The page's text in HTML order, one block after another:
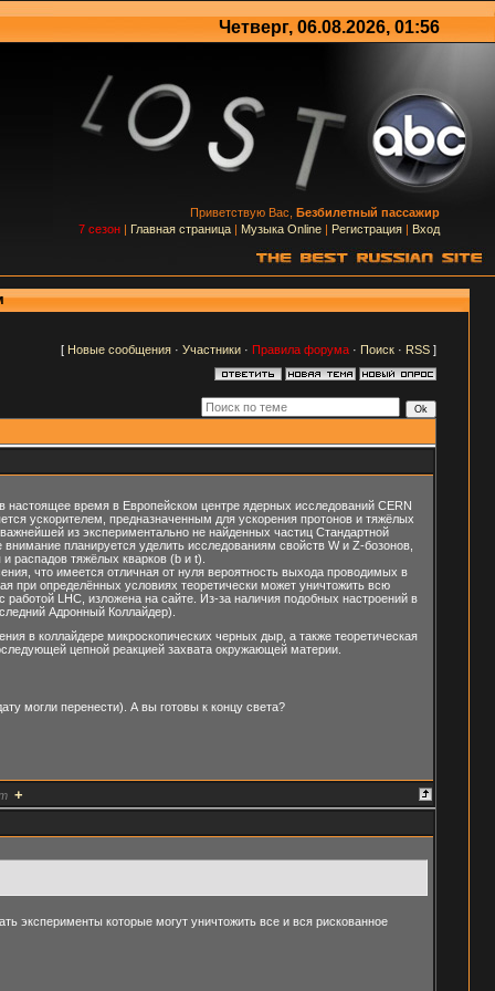
Четверг, 06.08.2026, 01:56
Приветствую Вас, Безбилетный пассажир
7 сезон | Главная страница | Музыка Online | Регистрация | Вход
[ Новые сообщения· Участники· Правила форума· Поиск· RSS]
время в Европейском центре ядерных исследований CERN
ускорителем, предназначенным для ускорения протонов и тяжёлых
из экспериментально не найденных частиц Стандартной
планируется уделить исследованиям свойств W и Z-бозонов,
распадов тяжёлых кварков (b и t).
что имеется отличная от нуля вероятность выхода проводимых в
при определённых условиях теоретически может уничтожить всю
LHC, изложена на сайте. Из-за наличия подобных настроений в
Адронный Коллайдер).
в коллайдере микроскопических черных дыр, а также теоретическая
цепной реакцией захвата окружающей материи.
могли перенести). А вы готовы к концу света?
+
эксперименты которые могут уничтожить все и вся рискованное